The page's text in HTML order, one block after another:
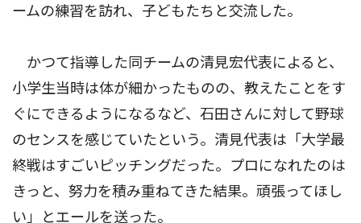
ームの練習を訪れ、子どもたちと交流した。
かつて指導した同チームの清見宏代表によると、
小学生当時は体が細かったものの、教えたことをす
ぐにできるようになるなど、石田さんに対して野球
のセンスを感じていたという。清見代表は「大学最
終戦はすごいピッチングだった。プロになれたのは
きっと、努力を積み重ねてきた結果。頑張ってほし
い」とエールを送った。